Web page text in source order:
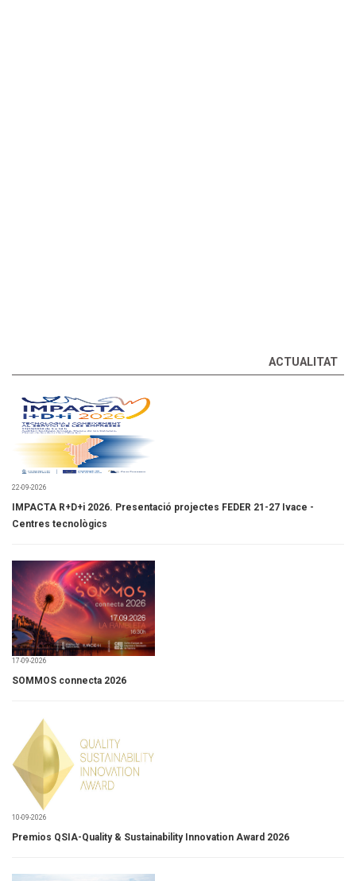
ACTUALITAT
22-09-2026
IMPACTA R+D+i 2026. Presentació projectes FEDER 21-27 Ivace -
Centres tecnològics
17-09-2026
SOMMOS connecta 2026
10-09-2026
Premios QSIA-Quality & Sustainability Innovation Award 2026